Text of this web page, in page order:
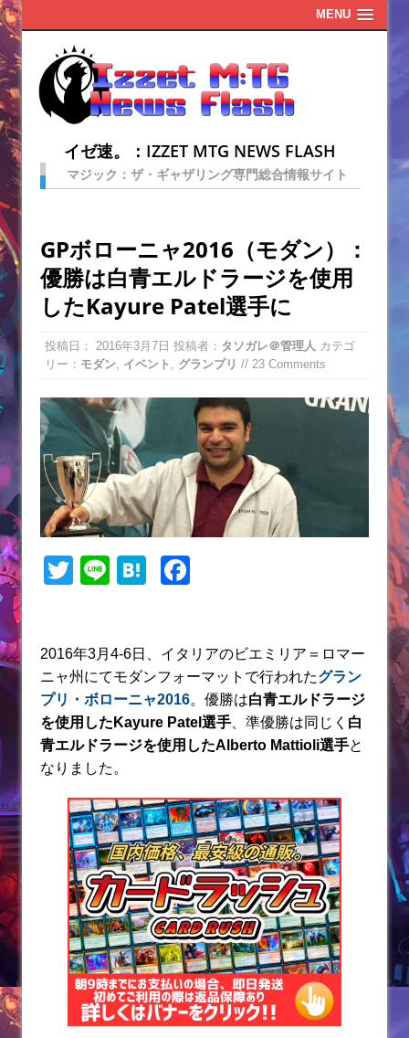
MENU
イゼ速。：IZZET MTG NEWS FLASH
マジック：ザ・ギャザリング専門総合情報サイト
GPボローニャ2016（モダン）：
優勝は白青エルドラージを使用
したKayure Patel選手に
投稿日： 2016年3月7日 投稿者： タソガレ＠管理人 カテゴ
リー： モダン イベント グランプリ // 23 Comments
T
er
Li
H
n
a
e
b
o
o
2016年3月4-6日、イタリアのビエミリア＝ロマー
ニャ州にてモダンフォーマットで行われたグラン
プリ・ボローニャ2016。優勝は白青エルドラージ
を使用したKayure Patel選手 、準優勝は同じく 白
青エルドラージを使用したAlberto Mattioli選手と
なりました。